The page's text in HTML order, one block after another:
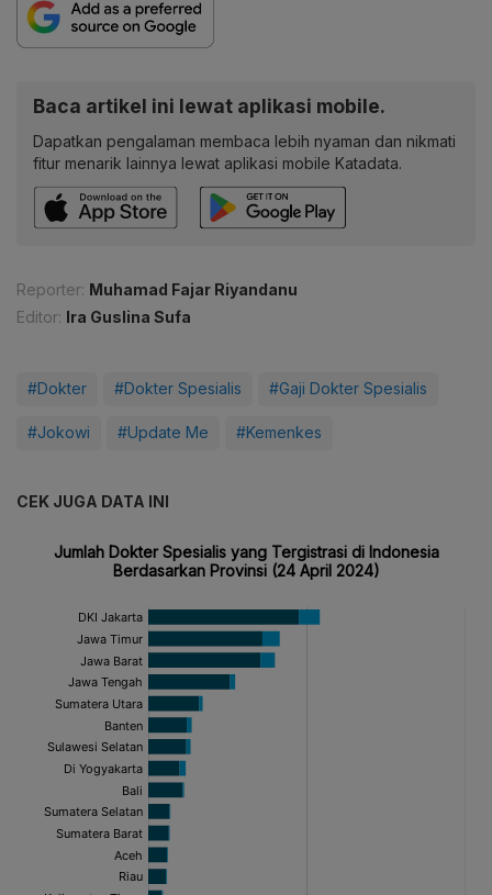
Baca artikel ini lewat aplikasi mobile.
Dapatkan pengalaman membaca lebih nyaman dan nikmati
fitur menarik lainnya lewat aplikasi mobile Katadata.
Reporter: Muhamad Fajar Riyandanu
Editor: Ira Guslina Sufa
#Dokter #Dokter Spesialis #Gaji Dokter Spesialis
#Jokowi #Update Me #Kemenkes
CEK JUGA DATA INI